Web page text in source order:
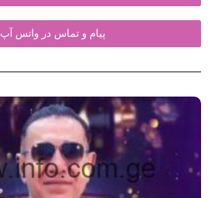
پیام و تماس در واتس آپ